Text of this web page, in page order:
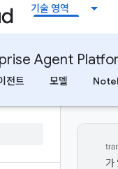
기술 영역
Agent
전트 모델
가